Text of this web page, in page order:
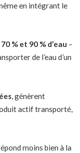
en intégrant le
70 % et 90 % d’eau –
de l’eau d’un
, génèrent
actif transporté,
moins bien à la